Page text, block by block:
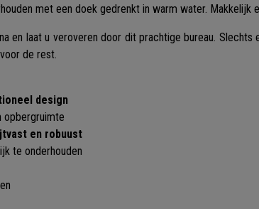
met een doek gedrenkt in warm water. Makkelijk
en laat u veroveren door dit prachtige bureau. Slechts
de rest.
design
opbergruimte
en robuust
te onderhouden